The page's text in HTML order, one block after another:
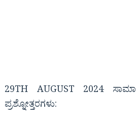
29TH AUGUST 2024
ಪ್ರಶ್ನೋತ್ತರಗಳು: